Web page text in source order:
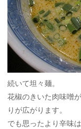
続いて坦々麺。
花椒のきいた肉味噌
りが広がります。
でも思ったより辛味